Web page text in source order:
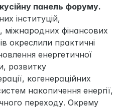
панель форуму.
інституцій,
міжнародних фінансових
окреслили практичні
енергетичної
розвитку
когенераційних
накопичення енергії,
переходу. Окрему